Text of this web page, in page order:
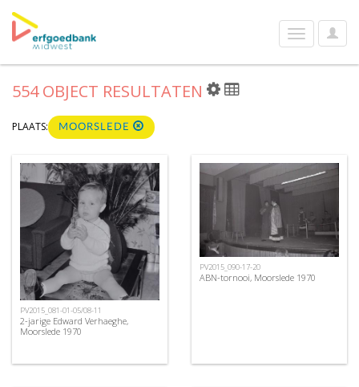
User
Toggle
navigation
554 OBJECT RESULTATEN
PLAATS: MOORSLEDE
PV2015_081-01-05/08-11
2-jarige Edward Verhaeghe,
Moorslede 1970
PV2015_090-17-20
ABN-tornooi, Moorslede 1970